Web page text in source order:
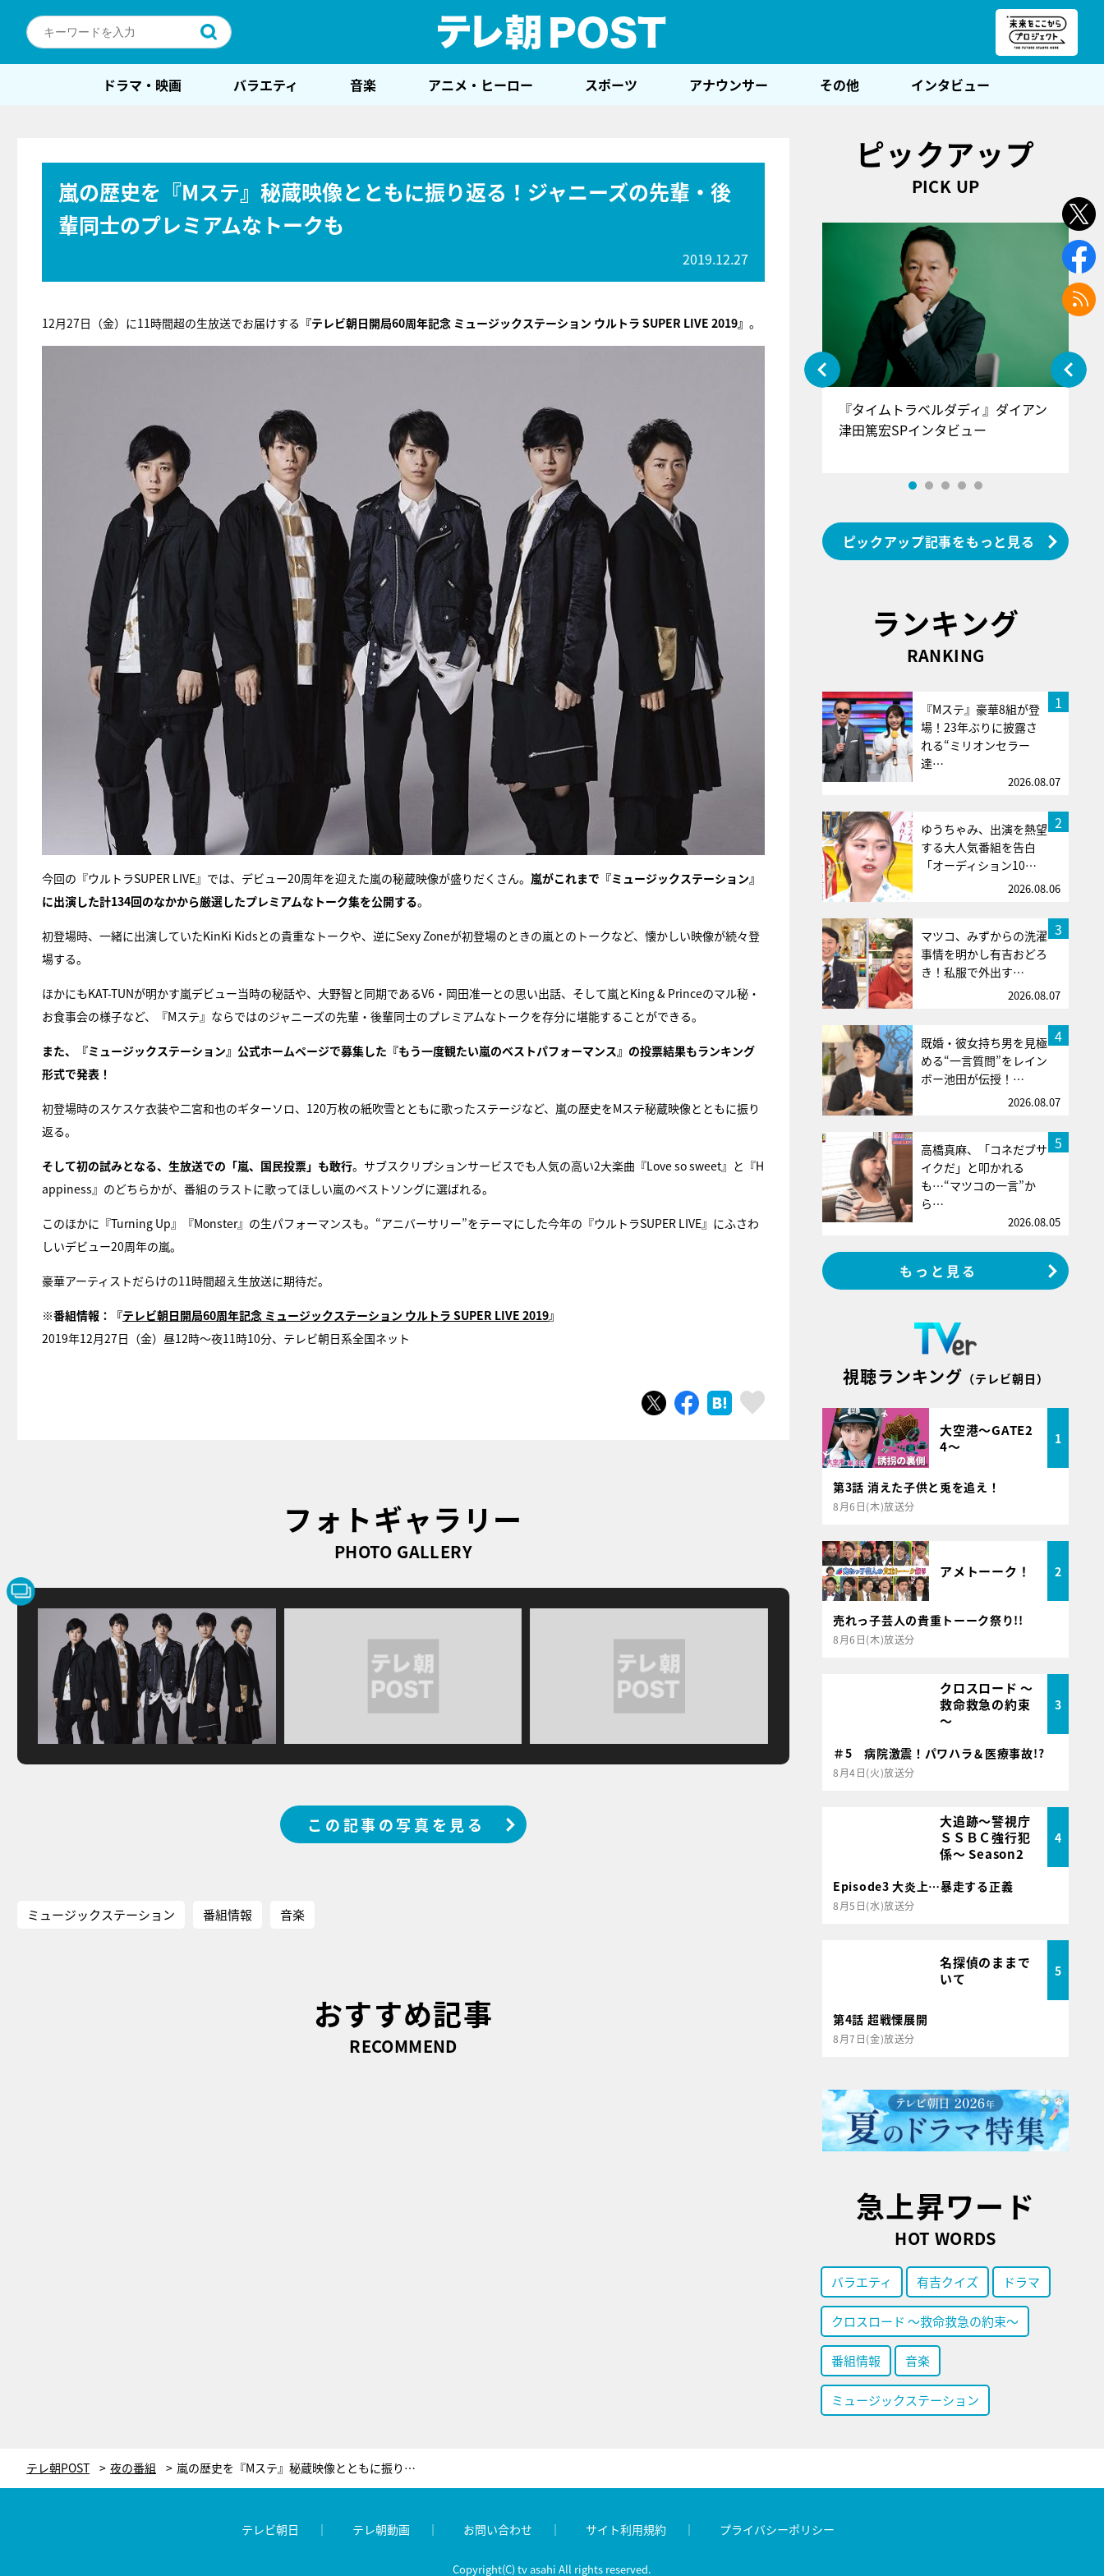
ドラマ・映画 バラエティ 音楽 アニメ・ヒーロー スポーツ アナウンサー その他 インタビュー
嵐の歴史を『Mステ』秘蔵映像とともに振り返る！ジャニーズの先輩・後
輩同士のプレミアムなトークも
2019.12.27
12月27日（金）に11時間超の生放送でお届けする 『テレビ朝日開局60周年記念 ミュージックステーション ウルトラ SUPER LIVE 2019』 。
今回の『ウルトラSUPER LIVE』では、デビュー20周年を迎えた嵐の秘蔵映像が盛りだくさん。 嵐がこれまで『ミュージックステーション』
に出演した計134回のなかから厳選したプレミアムなトーク集を公開する。
初登場時、一緒に出演していたKinKi Kidsとの貴重なトークや、逆にSexy Zoneが初登場のときの嵐とのトークなど、懐かしい映像が続々登
場する。
ほかにもKAT-TUNが明かす嵐デビュー当時の秘話や、大野智と同期であるV6・岡田准一との思い出話、そして嵐とKing & Princeのマル秘・
お食事会の様子など、『Mステ』ならではのジャニーズの先輩・後輩同士のプレミアムなトークを存分に堪能することができる。
また、『ミュージックステーション』公式ホームページで募集した『もう一度観たい嵐のベストパフォーマンス』の投票結果もランキング
形式で発表！
初登場時のスケスケ衣装や二宮和也のギターソロ、120万枚の紙吹雪とともに歌ったステージなど、嵐の歴史をMステ秘蔵映像とともに振り
返る。
そして初の試みとなる、生放送での「嵐、国民投票」も敢行。サブスクリプションサービスでも人気の高い2大楽曲『Love so sweet』と『H
appiness』のどちらかが、番組のラストに歌ってほしい嵐のベストソングに選ばれる。
このほかに『Turning Up』『Monster』の生パフォーマンスも。“アニバーサリー”をテーマにした今年の『ウルトラSUPER LIVE』にふさわ
しいデビュー20周年の嵐。
豪華アーティストだらけの11時間超え生放送に期待だ。
※番組情報：『テレビ朝日開局60周年記念 ミュージックステーション ウルトラ SUPER LIVE 2019』
2019年12月27日（金）昼12時～夜11時10分、テレビ朝日系全国ネット
ツイートシェア はてブ
フォトギャラリー
PHOTO GALLERY
この記事の写真を見る
ミュージックステーション 番組情報 音楽
おすすめ記事
RECOMMEND
ピックアップ
PICK UP
E齋藤樹愛羅＆佐々木舞香SPインタ
ビュー
『タイムトラベルダディ』ダイアン
津田篤宏SPインタビュー
ピックアップ記事をもっと見る
ランキング
RANKING
1
『Mステ』豪華8組が登
場！23年ぶりに披露さ
れる“ミリオンセラー
達…
2026.08.07
2
ゆうちゃみ、出演を熱望
する大人気番組を告白
「オーディション10…
2026.08.06
3
マツコ、みずからの洗濯
事情を明かし有吉おどろ
き！私服で外出す…
2026.08.07
4
既婚・彼女持ち男を見極
める“一言質問”をレイン
ボー池田が伝授！…
2026.08.07
5
高橋真麻、「コネだブサ
イクだ」と叩かれる
も…“マツコの一言”か
ら…
2026.08.05
もっと見る
視聴ランキング （テレビ朝日）
大空港～GATE2
4～
1
第3話 消えた子供と兎を追え！
8月6日(木)放送分
アメトーーク！ 2
売れっ子芸人の貴重トーーク祭り!!
8月6日(木)放送分
クロスロード ～
救命救急の約束
～
3
＃5 病院激震！パワハラ＆医療事故!?
8月4日(火)放送分
大追跡～警視庁
ＳＳＢＣ強行犯
係～ Season2
4
Episode3 大炎上…暴走する正義
8月5日(水)放送分
名探偵のままで
いて
5
第4話 超戦慄展開
8月7日(金)放送分
急上昇ワード
HOT WORDS
バラエティ 有吉クイズ ドラマ
クロスロード ～救命救急の約束～
番組情報 音楽
ミュージックステーション
テレ朝POST 夜の番組 嵐の歴史を『Mステ』秘蔵映像とともに振り返る！ジャニーズの先輩・後輩同士のプレミアムなトークも
テレビ朝日 テレ朝動画 お問い合わせ サイト利用規約 プライバシーポリシー
Copyright(C) tv asahi All rights reserved.